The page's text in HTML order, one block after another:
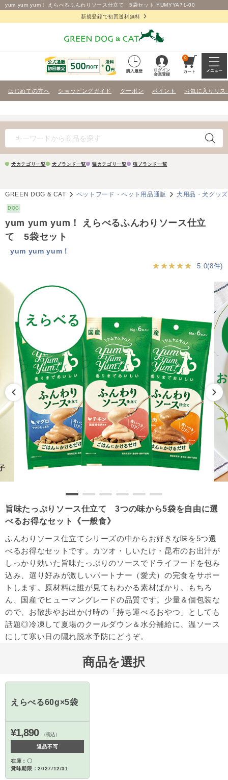
yum yum yum！ えらべるふんわりソース仕立て 5袋セット YUMYYA71-00
新規登録で初回送料無料
購入履歴
ログイン
会員登録
0
カート メニュー
はじめての方へ ショッピングガイド クーポン ポイント お気に入りリス
犬カテゴリ一覧 犬ブランド一覧 猫カテゴリ一覧 猫ブランド一覧
GREEN DOG & CAT ペットフード・ペット用品通販 犬用品・犬グッズ
DOG
yum yum yum！ えらべるふんわりソース仕立
て 5袋セット
yum yum yum！
★★★★★ 5.0(8件)
旨味たっぷりソース仕立て 3つの味から5袋を自由に選
べるお得なセット《一般食》
ふんわりソース仕立てシリーズの中からお好きな味を5つ選
べるお得なセットです。カツオ・しいたけ・昆布のお出汁が
しっかり効いた旨味たっぷりのソースでドライフードを包み
込み、選り好みが激しいパートナー（愛犬）の完食をサポー
トします。原材料は誰が見てもわかる素材ばかり。もちろ
ん、国産でヒューマングレードの品質です。少量＆個包装な
ので、お散歩やお出かけ時の「持ち運べるおやつ」としても
話題◎冷凍して夏場のクールダウン＆水分補給に、温ソース
にして寒い日の隠れ脱水予防にどうぞ。
商品を選択
えらべる60g×5袋
¥1,890 （税込）
返品不可
在庫：〇
賞味期限：2027/12/31